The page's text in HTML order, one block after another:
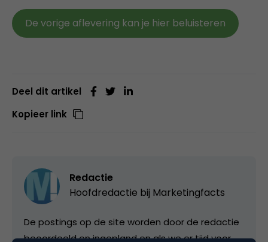
De vorige aflevering kan je hier beluisteren
Deel dit artikel
Kopieer link
Redactie
Hoofdredactie bij Marketingfacts
De postings op de site worden door de redactie
beoordeeld en ingepland en als we er tijd voor